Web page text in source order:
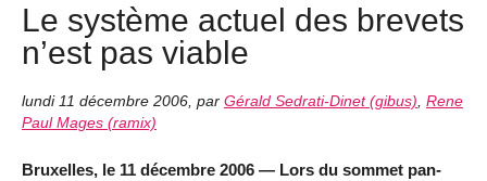
Le système actuel des brevets
n’est pas viable
lundi 11 décembre 2006 par Gérald Sedrati-Dinet (gibus) Rene
Paul Mages (ramix)
Bruxelles, le 11 décembre 2006 — Lors du sommet pan-